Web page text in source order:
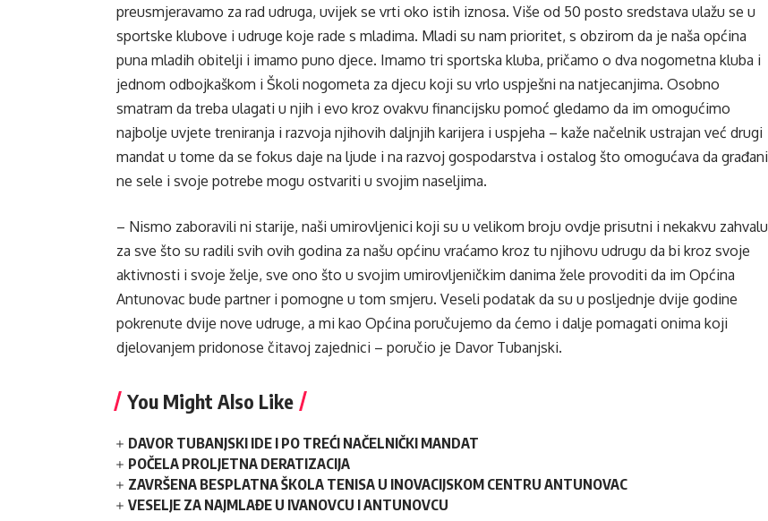
preusmjeravamo za rad udruga, uvijek se vrti oko istih iznosa. Više od 50 posto sredstava ulažu se u
sportske klubove i udruge koje rade s mladima. Mladi su nam prioritet, s obzirom da je naša općina
puna mladih obitelji i imamo puno djece. Imamo tri sportska kluba, pričamo o dva nogometna kluba i
jednom odbojkaškom i Školi nogometa za djecu koji su vrlo uspješni na natjecanjima. Osobno
smatram da treba ulagati u njih i evo kroz ovakvu financijsku pomoć gledamo da im omogućimo
najbolje uvjete treniranja i razvoja njihovih daljnjih karijera i uspjeha – kaže načelnik ustrajan već drugi
mandat u tome da se fokus daje na ljude i na razvoj gospodarstva i ostalog što omogućava da građani
ne sele i svoje potrebe mogu ostvariti u svojim naseljima.
– Nismo zaboravili ni starije, naši umirovljenici koji su u velikom broju ovdje prisutni i nekakvu zahvalu
za sve što su radili svih ovih godina za našu općinu vraćamo kroz tu njihovu udrugu da bi kroz svoje
aktivnosti i svoje želje, sve ono što u svojim umirovljeničkim danima žele provoditi da im Općina
Antunovac bude partner i pomogne u tom smjeru. Veseli podatak da su u posljednje dvije godine
pokrenute dvije nove udruge, a mi kao Općina poručujemo da ćemo i dalje pomagati onima koji
djelovanjem pridonose čitavoj zajednici – poručio je Davor Tubanjski.
You Might Also Like
DAVOR TUBANJSKI IDE I PO TREĆI NAČELNIČKI MANDAT
POČELA PROLJETNA DERATIZACIJA
ZAVRŠENA BESPLATNA ŠKOLA TENISA U INOVACIJSKOM CENTRU ANTUNOVAC
VESELJE ZA NAJMLAĐE U IVANOVCU I ANTUNOVCU